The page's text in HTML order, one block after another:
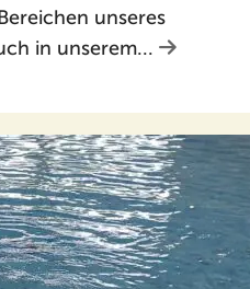
unseres
in unserem...